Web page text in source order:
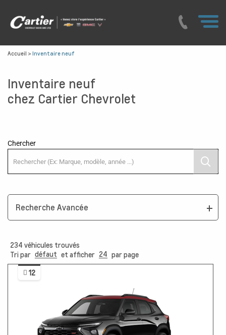
Accueil > Inventaire neuf
Inventaire neuf
chez Cartier Chevrolet
Chercher
Recherche Avancée
234 véhicules trouvés
Tri par défaut et afficher 24 par page
12